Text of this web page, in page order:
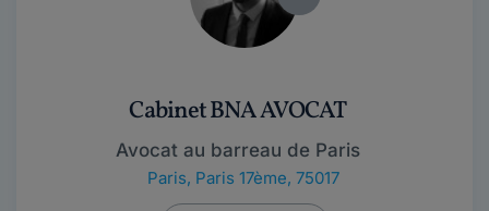
Cabinet BNA AVOCAT
Avocat au barreau de Paris
Paris, Paris 17ème, 75017